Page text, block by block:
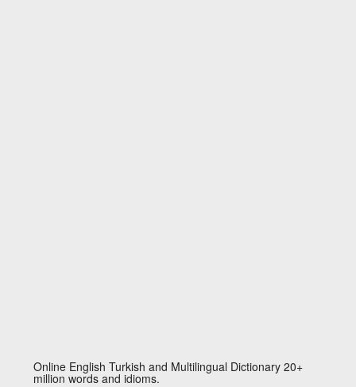
Online English Turkish and Multilingual Dictionary 20+
million words and idioms.